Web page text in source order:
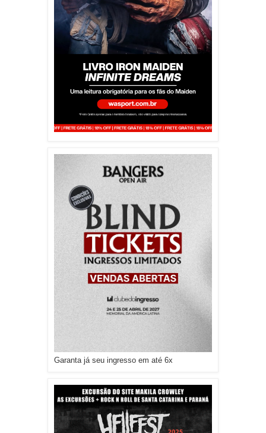
Garanta já seu ingresso em até 6x